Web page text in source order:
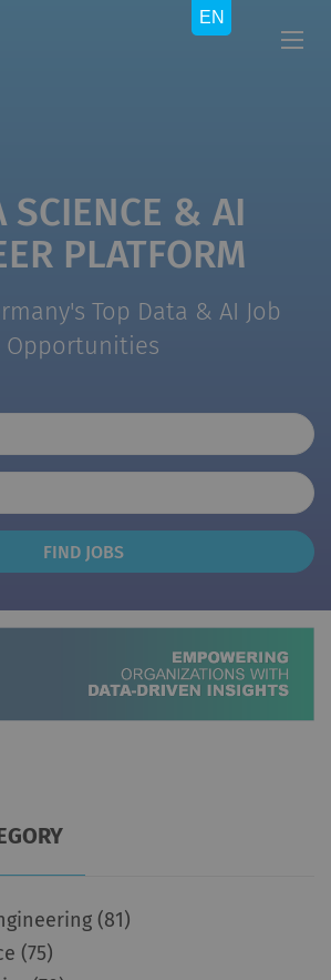
SCIENCE & AI
PLATFORM
Top Data & AI Job
Opportunities
FIND JOBS
(81)
(75)